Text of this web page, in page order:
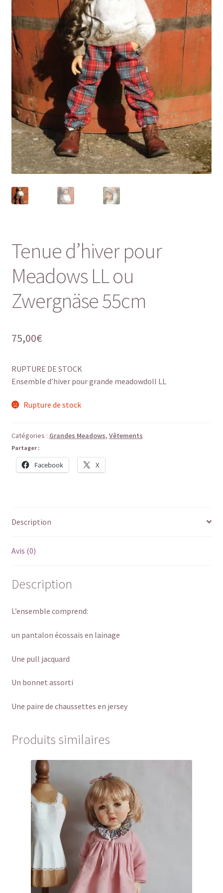
Panier
Politique de confidentialité
Politique de cookies (UE)
Validation de la commande
Tenue d’hiver pour
Meadows LL ou
Zwergnäse 55cm
75,00€
RUPTURE DE STOCK
Ensemble d’hiver pour grande meadowdoll LL
Rupture de stock
Catégories : Grandes Meadows, Vêtements
Partager :
Facebook X
Description
Avis (0)
Description
L’ensemble comprend:
un pantalon écossais en lainage
Une pull jacquard
Un bonnet assorti
Une paire de chaussettes en jersey
Produits similaires